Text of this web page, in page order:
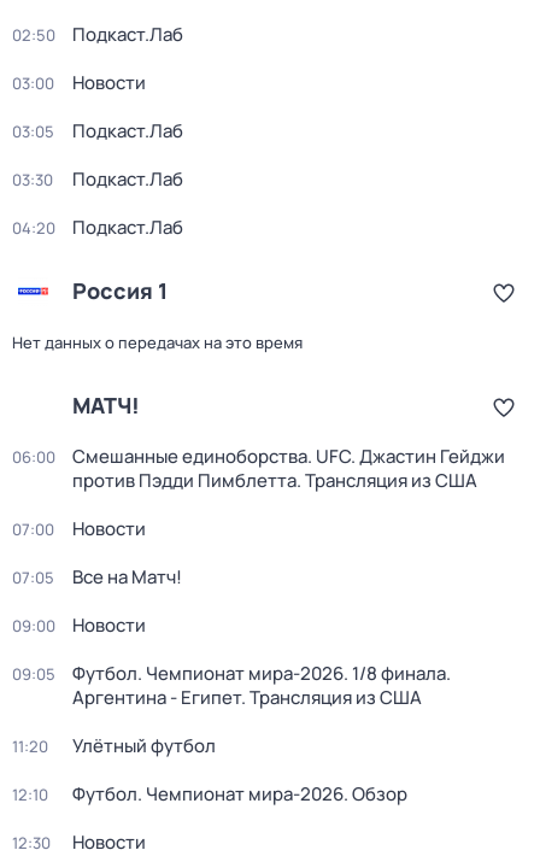
02:50 Подкаст.Лаб
03:00 Новости
03:05 Подкаст.Лаб
03:30 Подкаст.Лаб
04:20 Подкаст.Лаб
Россия 1
Нет данных о передачах на это время
МАТЧ!
06:00
Смешанные единоборства. UFC. Джастин Гейджи
против Пэдди Пимблетта. Трансляция из США
07:00 Новости
07:05 Все на Матч!
09:00 Новости
09:05
Футбол. Чемпионат мира-2026. 1/8 финала.
Аргентина - Египет. Трансляция из США
11:20 Улётный футбол
12:10 Футбол. Чемпионат мира-2026. Обзор
12:30 Новости